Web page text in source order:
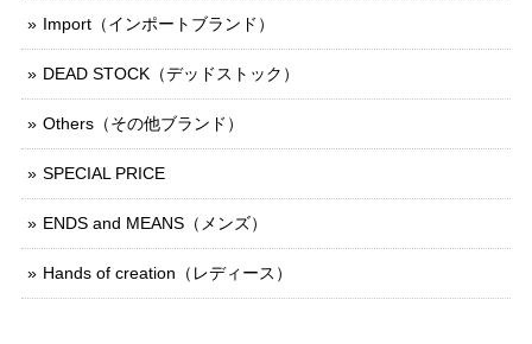
Import（インポートブランド）
DEAD STOCK（デッドストック）
Others（その他ブランド）
SPECIAL PRICE
ENDS and MEANS（メンズ）
Hands of creation（レディース）